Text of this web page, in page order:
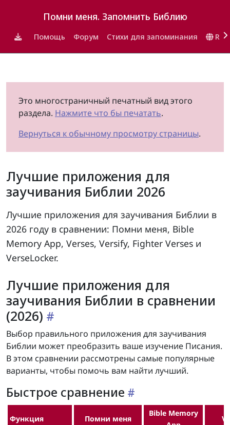
Помни меня. Запомнить Библию
Помощь Форум Стихи для запоминания RU
Это многостраничный печатный вид этого
раздела. Нажмите что бы печатать.
Вернуться к обычному просмотру страницы.
Лучшие приложения для
заучивания Библии 2026
Лучшие приложения для заучивания Библии в
2026 году в сравнении: Помни меня, Bible
Memory App, Verses, Versify, Fighter Verses и
VerseLocker.
Лучшие приложения для
заучивания Библии в сравнении
(2026)
Выбор правильного приложения для заучивания
Библии может преобразить ваше изучение Писания.
В этом сравнении рассмотрены самые популярные
варианты, чтобы помочь вам найти лучший.
Быстрое сравнение
Функция Помни меня
Bible Memory